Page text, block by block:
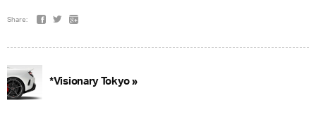
Share:
*Visionary Tokyo »